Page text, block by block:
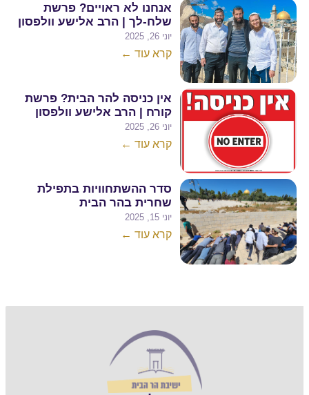
אנחנו לא ראויים? פרשת
שלח-לך | הרב אלישע וולפסון
יוני 26, 2025
קרא עוד ←
אין כניסה להר הבית? פרשת
קורח | הרב אלישע וולפסון
יוני 26, 2025
קרא עוד ←
סדר ההשתחוויות בתפילת
שחרית בהר הבית
יוני 15, 2025
קרא עוד ←